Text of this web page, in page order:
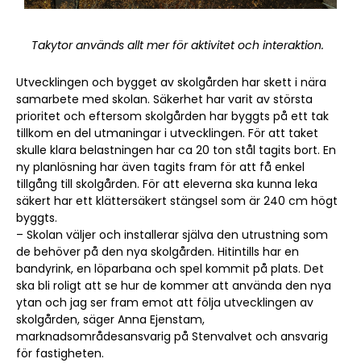
Takytor används allt mer för aktivitet och interaktion.
Utvecklingen och bygget av skolgården har skett i nära
samarbete med skolan. Säkerhet har varit av största
prioritet och eftersom skolgården har byggts på ett tak
tillkom en del utmaningar i utvecklingen. För att taket
skulle klara belastningen har ca 20 ton stål tagits bort. En
ny planlösning har även tagits fram för att få enkel
tillgång till skolgården. För att eleverna ska kunna leka
säkert har ett klättersäkert stängsel som är 240 cm högt
byggts.
– Skolan väljer och installerar själva den utrustning som
de behöver på den nya skolgården. Hitintills har en
bandyrink, en löparbana och spel kommit på plats. Det
ska bli roligt att se hur de kommer att använda den nya
ytan och jag ser fram emot att följa utvecklingen av
skolgården, säger Anna Ejenstam,
marknadsområdesansvarig på Stenvalvet och ansvarig
för fastigheten.